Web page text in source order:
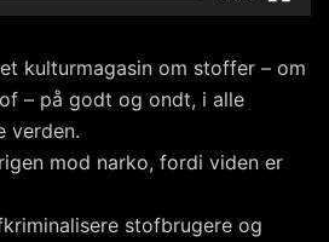
kulturmagasin om stoffer – om
– på godt og ondt, i alle
verden.
mod narko, fordi viden er
stofbrugere og